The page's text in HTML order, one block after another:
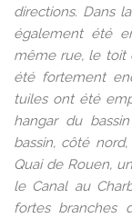
directions. Dans
également été
même rue, le toit
été fortement
tuiles ont été
hangar du
bassin, côté
Quai de Rouen,
le Canal au
fortes branches